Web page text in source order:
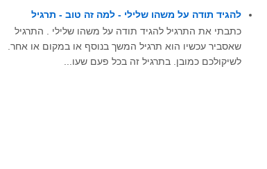
להגיד תודה על משהו שלילי - למה זה טוב - תרגיל
כתבתי את התרגיל להגיד תודה על משהו שלילי . התרגיל
שאסביר עכשיו הוא תרגיל המשך בנוסף או במקום או אחר.
לשיקולכם כמובן. בתרגיל זה בכל פעם שעו...